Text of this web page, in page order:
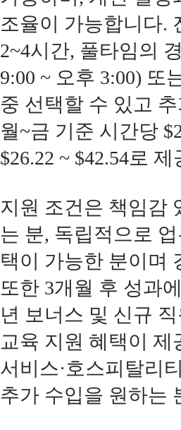
조율이 가능합니다.
2~4시간, 풀타임의
9:00 ~ 오후 3:00) 또
중 선택할 수 있고
월~금 기준 시간당
$26.22 ~ $42.54로
지원 조건은 책임감
는 분, 독립적으로
택이 가능한 분이며
또한 3개월 후 성과
년 보너스 및 신규
교육 지원 혜택이
서비스·호스피탈리
추가 수입을 원하는